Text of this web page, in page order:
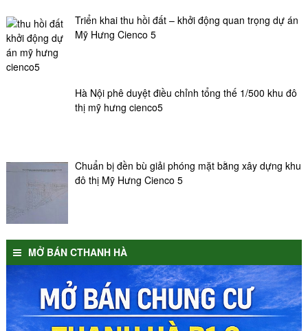
Triển khai thu hồi đất – khởi động quan trọng dự án
Mỹ Hưng Cienco 5
Hà Nội phê duyệt điều chỉnh tổng thế 1/500 khu đô
thị mỹ hưng cienco5
Chuẩn bị đền bù giải phóng mặt bằng xây dựng khu
đô thị Mỹ Hưng Cienco 5
MỞ BÁN CTHANH HÀ